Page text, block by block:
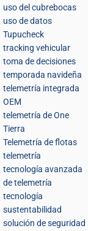
uso del cubrebocas
uso de datos
Tupucheck
tracking vehicular
toma de decisiones
temporada navideña
telemetría integrada
OEM
telemetría de One
Tierra
Telemetría de flotas
telemetría
tecnología avanzada
de telemetría
tecnología
sustentabilidad
solución de seguridad